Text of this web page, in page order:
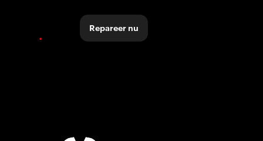
Repareer nu